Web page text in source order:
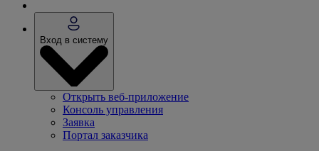
Вход в систему
Открыть веб-приложение
Консоль управления
Заявка
Портал заказчика